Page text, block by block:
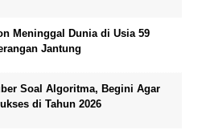
Meninggal Dunia di Usia 59
Jantung
Soal Algoritma, Begini Agar
di Tahun 2026